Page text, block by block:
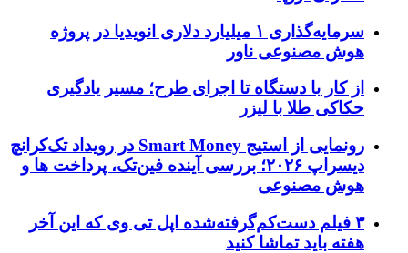
سرمایه‌گذاری ۱ میلیارد دلاری انویدیا در پروژه
هوش مصنوعی ناور
از کار با دستگاه تا اجرای طرح؛ مسیر یادگیری
حکاکی طلا با لیزر
رونمایی از استیج Smart Money در رویداد تک‌کرانچ
دیسراپ ۲۰۲۶؛ بررسی آینده فین‌تک، پرداخت‌ ها و
هوش مصنوعی
۳ فیلم دست‌کم‌گرفته‌شده اپل تی وی که این آخر
هفته باید تماشا کنید